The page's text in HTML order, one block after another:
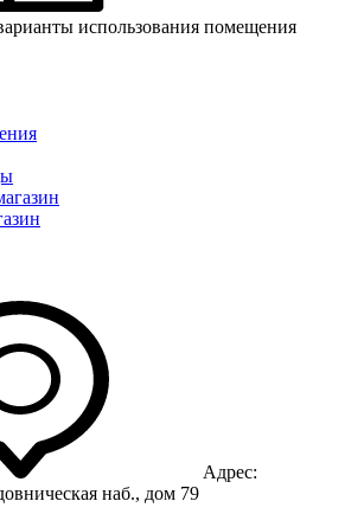
использования помещения
Адрес:
наб., дом 79